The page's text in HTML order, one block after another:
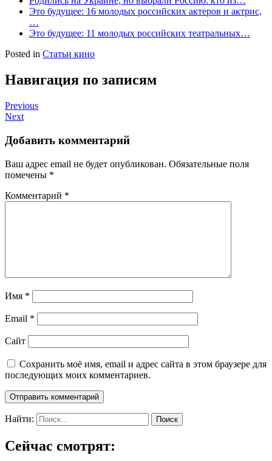
Это будущее: 16 молодых российских актеров и актрис,
…
Это будущее: 11 молодых российских театральных…
Posted in Статьи кино
Навигация по записям
Previous
Next
Добавить комментарий
Ваш адрес email не будет опубликован. Обязательные поля
помечены *
Комментарий *
Имя *
Email *
Сайт
Сохранить моё имя, email и адрес сайта в этом браузере для
последующих моих комментариев.
Найти:
Сейчас смотрят: